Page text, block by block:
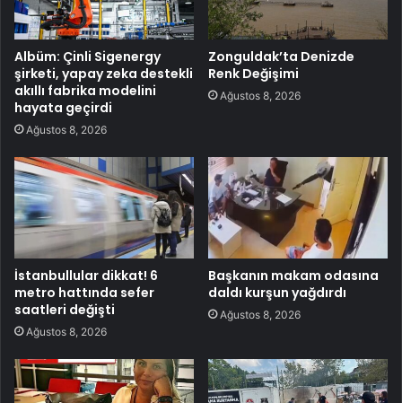
Albüm: Çinli Sigenergy
şirketi, yapay zeka destekli
akıllı fabrika modelini
hayata geçirdi
Ağustos 8, 2026
Zonguldak’ta Denizde
Renk Değişimi
Ağustos 8, 2026
İstanbullular dikkat! 6
metro hattında sefer
saatleri değişti
Ağustos 8, 2026
Başkanın makam odasına
daldı kurşun yağdırdı
Ağustos 8, 2026